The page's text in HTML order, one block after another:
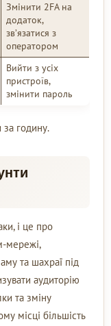
Змінити 2FA на
додаток,
зв’язатися з
оператором
Вийти з усіх
пристроїв,
змінити пароль
годину.
і це про
мережі,
та шахраї під
аудиторію
та зміну
місці більшість